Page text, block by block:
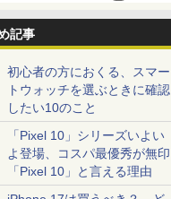
記事
初心者の方におくる、スマー
トウォッチを選ぶときに確認
したい10のこと
「Pixel 10」シリーズいよい
よ登場、コスパ最優秀が無印
「Pixel 10」と言える理由